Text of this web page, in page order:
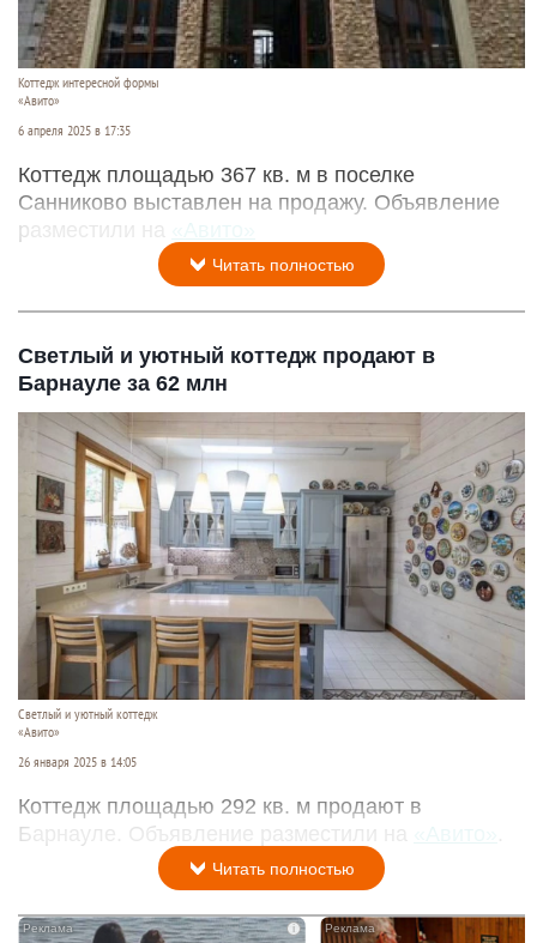
Коттедж интересной формы
«Авито»
6 апреля 2025 в 17:35
Коттедж площадью 367 кв. м в поселке
Санниково выставлен на продажу. Объявление
разместили на
«Авито»
Читать полностью
Светлый и уютный коттедж продают в
Барнауле за 62 млн
Светлый и уютный коттедж
«Авито»
26 января 2025 в 14:05
Коттедж площадью 292 кв. м продают в
Барнауле. Объявление разместили на
«Авито»
Читать полностью
i